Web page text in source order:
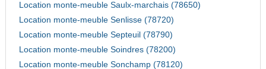
Location monte-meuble Saulx-marchais (78650)
Location monte-meuble Senlisse (78720)
Location monte-meuble Septeuil (78790)
Location monte-meuble Soindres (78200)
Location monte-meuble Sonchamp (78120)